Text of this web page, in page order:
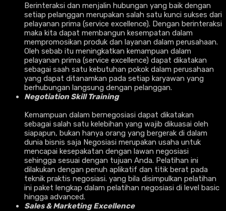
Berinteraksi dan menjalin hubungan yang baik dengan
setiap pelanggan merupakan salah satu kunci sukses dari
pelayanan prima (service excellence). Dengan berinteraksi
maka kita dapat membangun kesempatan dalam
mempromosikan produk dan layanan dalam perusahaan.
Oleh sebab itu meningkatkan kemampuan dalam
pelayanan prima (service excellence) dapat dikatakan
sebagai saah satu kebutuhan pokok dalam perusahaan
yang dapat ditanamkan pada setiap karyawan yang
berhubungan langsung dengan pelanggan.
Negotiation Skill Training
Kemampuan dalam bernegosiasi dapat dikatakan
sebagai salah satu kelebihan yang wajib dikuasai oleh
siapapun, bukan hanya orang yang bergerak di dalam
dunia bisnis saja Negosiasi merupakan usaha untuk
mencapai kesepakatan dengan lawan negosiasi
sehingga sesuai dengan tujuan Anda. Pelatihan ini
dilakukan dengan penuh aplikatif dan titik berat pada
teknik praktis negosiasi. yang bila disimpulkan pelatihan
ini paket lengkap dalam pelatihan negosiasi di level basic
hingga advanced.
Sales & Marketing Excellence